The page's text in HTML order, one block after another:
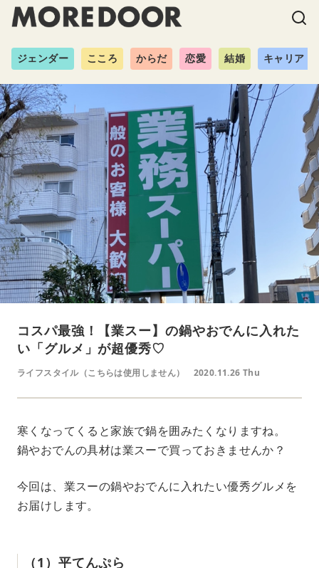
ジェンダー こころ からだ 恋愛 結婚 キャリア
コスパ最強！【業スー】の鍋やおでんに入れた
い「グルメ」が超優秀♡
ライフスタイル（こちらは使用しません） 2020.11.26 Thu
寒くなってくると家族で鍋を囲みたくなりますね。
鍋やおでんの具材は業スーで買っておきませんか？
今回は、業スーの鍋やおでんに入れたい優秀グルメを
お届けします。
（1）平てんぷら